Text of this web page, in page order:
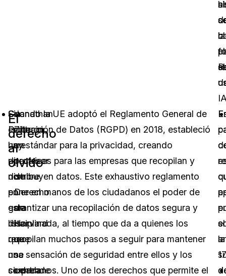
el
la
el
Jonathan
Zittrain,
un
profesor
de
Derecho
de
Harvard
que
se
centra
Sin
embargo,
hay
un
nombre
en
esta
lista
que
no
sorprende
El
derecho
al
olvido
Cuando la UE adoptó el Reglamento General de
Protección de Datos (RGPD) en 2018, estableció
un estándar para la privacidad, creando
directrices para las empresas que recopilan y
distribuyen datos. Este exhaustivo reglamento
pone en manos de los ciudadanos el poder de
garantizar una recopilación de datos segura y
disciplinada, al tiempo que da a quienes los
recopilan muchos pasos a seguir para mantener
una sensación de seguridad entre ellos y los
ciudadanos. Uno de los derechos que permite el
el
17
la